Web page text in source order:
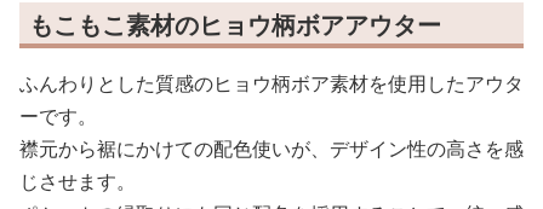
もこもこ素材のヒョウ柄ボアアウター
ふんわりとした質感のヒョウ柄ボア素材を使用したアウタ
ーです。
襟元から裾にかけての配色使いが、デザイン性の高さを感
じさせます。